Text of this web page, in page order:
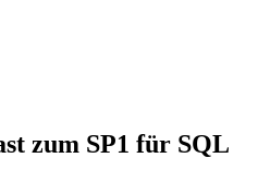
zum SP1 für SQL